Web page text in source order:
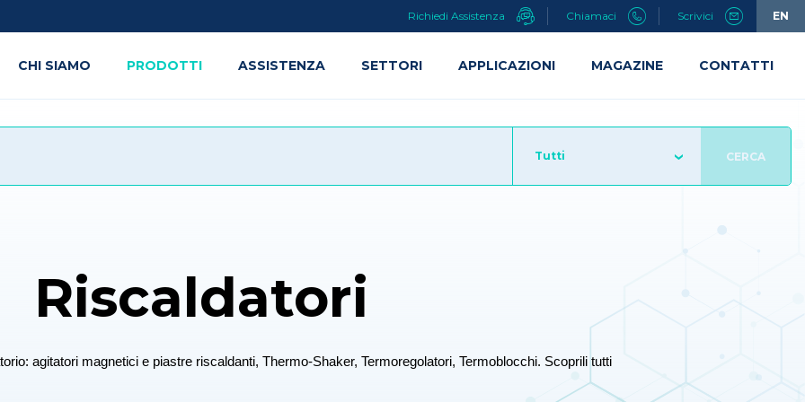
Tutti CERCA
Riscaldatori
agitatori magnetici e piastre riscaldanti, Thermo-Shaker, Termoregolatori, Termoblocchi. Scoprili tutti
Richiedi Assistenza Chiamaci Scrivici EN
CHI SIAMO PRODOTTI ASSISTENZA SETTORI APPLICAZIONI MAGAZINE CONTATTI